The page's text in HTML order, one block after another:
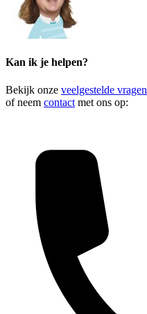
Kan ik je helpen?
Bekijk onze veelgestelde vragen
of neem contact met ons op: